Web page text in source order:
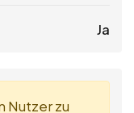
Ja
Nutzer zu